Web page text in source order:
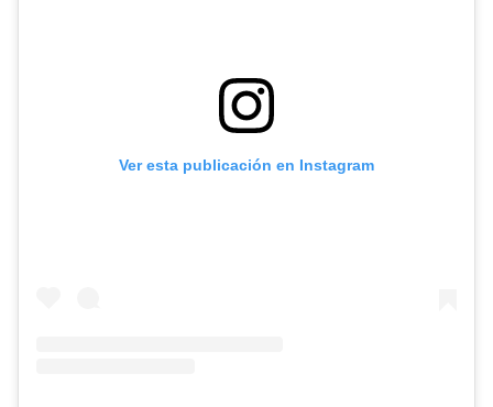
Ver esta publicación en Instagram